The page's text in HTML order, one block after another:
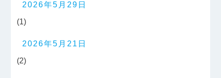
2026年5月29日
(1)
2026年5月21日
(2)